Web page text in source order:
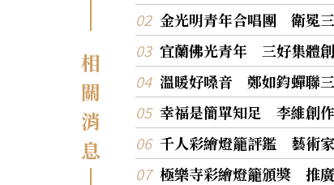
相
關
消
息
金光明青年合唱團 衛冕
宜蘭佛光青年 三好集體
溫暖好嗓音 鄭如鈞蟬聯
幸福是簡單知足 李維創
千人彩繪燈籠評鑑 藝術
極樂寺彩繪燈籠頒獎 推